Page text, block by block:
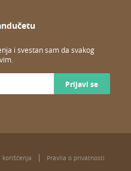
i svestan sam da svakog
Prijavi se
korišćenja Pravila o privatnosti